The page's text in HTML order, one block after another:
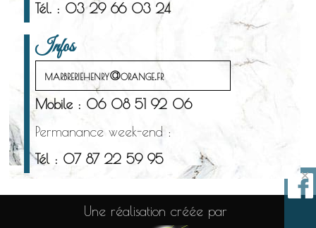
Tél. : 03 29 66 03 24
Infos
marbreriehenry@orange.fr
Mobile : 06 08 51 92 06
Permanance week-end :
Tél : 07 87 22 59 95
Une réalisation créée par
×